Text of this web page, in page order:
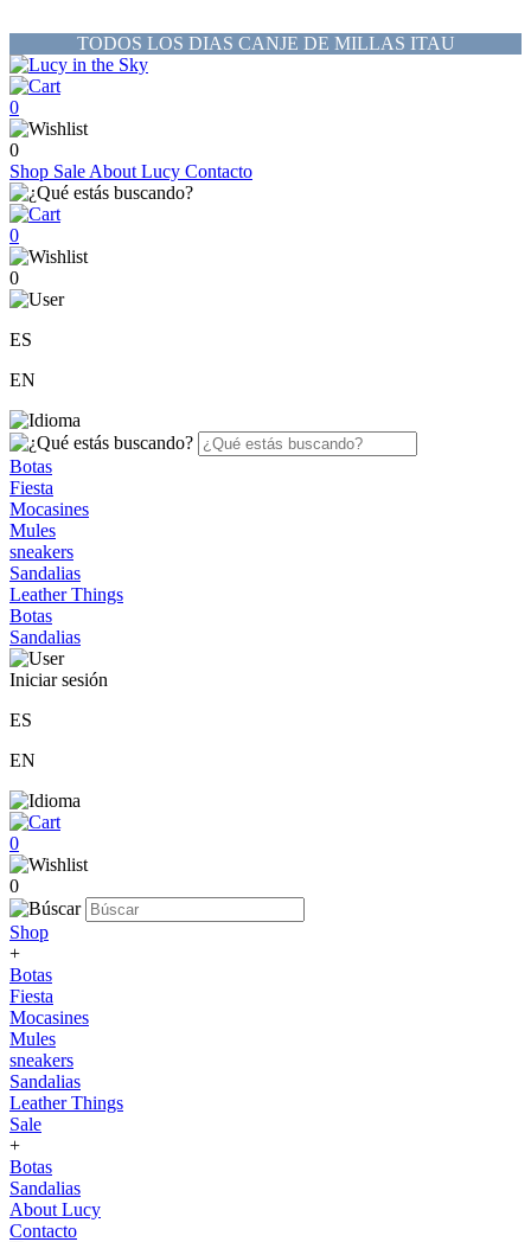
TODOS LOS DIAS CANJE DE MILLAS ITAU
0
0
Shop Sale About Lucy Contacto
0
0
ES
EN
Botas
Fiesta
Mocasines
Mules
sneakers
Sandalias
Leather Things
Botas
Sandalias
Iniciar sesión
ES
EN
0
0
Shop
+
Botas
Fiesta
Mocasines
Mules
sneakers
Sandalias
Leather Things
Sale
+
Botas
Sandalias
About Lucy
Contacto